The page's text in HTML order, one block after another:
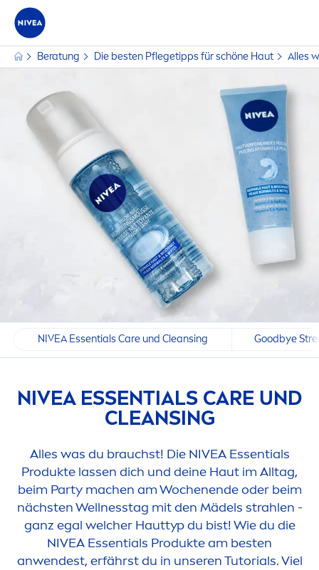
Beratung Die besten Pflegetipps für schöne Haut Alles
NIVEA Essentials Care und Cleansing Goodbye
NIVEAESSENTIALS CARE UND
CLEANSING
Alles was du brauchst! Die NIVEAEssentials
Produkte lassen dich und deine Haut im Alltag,
beim Party machen am Wochenende oder beim
nächsten Wellnesstag mit den Mädels strahlen -
ganz egal welcher Hauttyp du bist! Wie du die
NIVEA Essentials Produkte am besten
anwendest, erfährst du in unseren Tutorials. Viel